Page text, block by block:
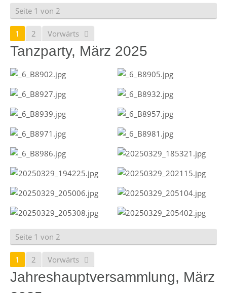
Seite 1 von 2
1 2 Vorwärts
Tanzparty, März 2025
Seite 1 von 2
1 2 Vorwärts
Jahreshauptversammlung, März